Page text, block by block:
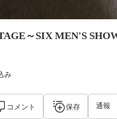
～SIX MEN'S
み
コメント 保存 通報